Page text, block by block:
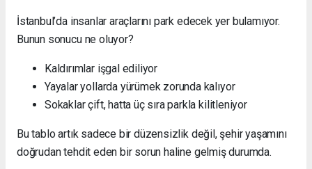
İstanbul’da insanlar araçlarını park edecek yer bulamıyor.
Bunun sonucu ne oluyor?
Kaldırımlar işgal ediliyor
Yayalar yollarda yürümek zorunda kalıyor
Sokaklar çift, hatta üç sıra parkla kilitleniyor
Bu tablo artık sadece bir düzensizlik değil, şehir yaşamını
doğrudan tehdit eden bir sorun haline gelmiş durumda.